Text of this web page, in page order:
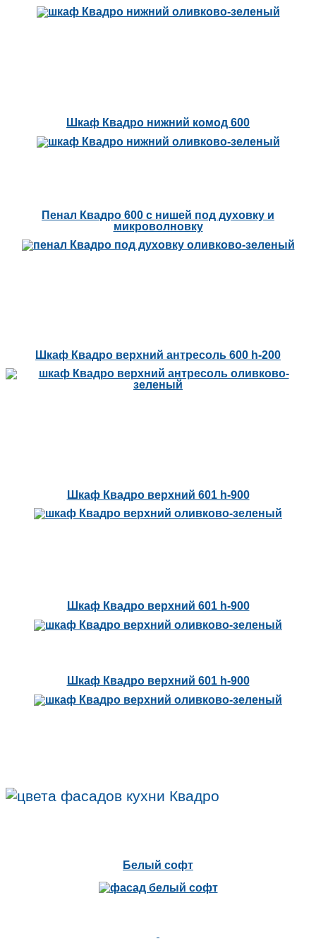
Шкаф Квадро нижний комод 600
Пенал Квадро 600 с нишей под духовку и
микроволновку
Шкаф Квадро верхний антресоль 600 h-200
Шкаф Квадро верхний 601 h-900
Шкаф Квадро верхний 601 h-900
Шкаф Квадро верхний 601 h-900
Белый софт